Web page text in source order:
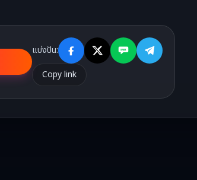
แบ่งปัน:
Copy link